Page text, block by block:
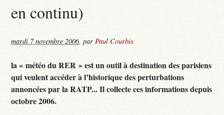
en continu)
mardi 7 novembre 2006,parPaul Courbis
la « météo du RER » est un outil à destination des parisiens
qui veulent accéder à l’historique des perturbations
annoncées par la RATP... Il collecte ces informations depuis
octobre 2006.